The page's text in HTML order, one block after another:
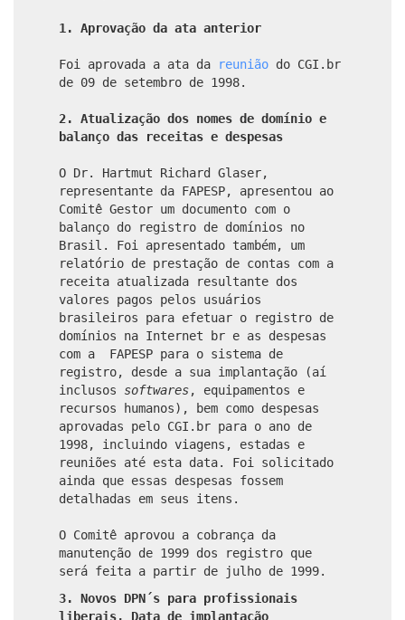
1. Aprovação da ata anterior
Foi aprovada a ata da reunião do CGI.br
de 09 de setembro de 1998.
2. Atualização dos nomes de domínio e
balanço das receitas e despesas
O Dr. Hartmut Richard Glaser,
representante da FAPESP, apresentou ao
Comitê Gestor um documento com o
balanço do registro de domínios no
Brasil. Foi apresentado também, um
relatório de prestação de contas com a
receita atualizada resultante dos
valores pagos pelos usuários
brasileiros para efetuar o registro de
domínios na Internet br e as despesas
com a FAPESP para o sistema de
registro, desde a sua implantação (aí
inclusos softwares, equipamentos e
recursos humanos), bem como despesas
aprovadas pelo CGI.br para o ano de
1998, incluindo viagens, estadas e
reuniões até esta data. Foi solicitado
ainda que essas despesas fossem
detalhadas em seus itens.
O Comitê aprovou a cobrança da
manutenção de 1999 dos registro que
será feita a partir de julho de 1999.
3. Novos DPN´s para profissionais
liberais, Data de implantação